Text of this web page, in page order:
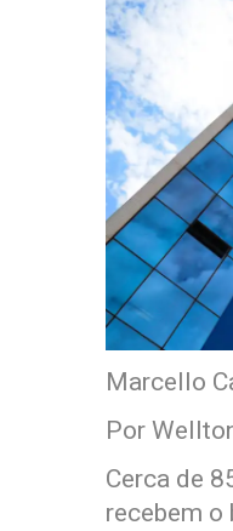
Marcello
Por
Cerca de
recebem